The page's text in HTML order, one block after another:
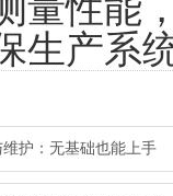
量性能
生产系
护：无基础也能上手